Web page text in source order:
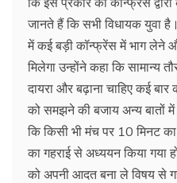
जानते हैं कि सभी विधायक युवा
में कई बड़ी कॉन्फ्रेंस में भाग लेने
मिलेगा उन्होंने कहा कि सामान्य
दायरा और बढ़ाना चाहिए कई
को समझने की बजाय अन्य बातों
कि किसी भी मंच पर 10 मिनट
का गहराई से अध्ययन किया गया
को अपनी आदत बना ले विषय से